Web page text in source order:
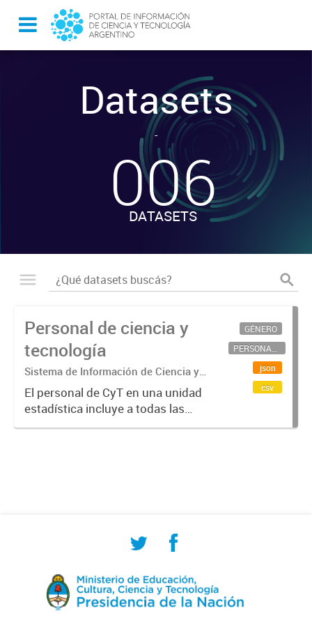
Datasets
-
006
DATASETS
Personal de ciencia y
tecnología
Sistema de Información de Ciencia y
Tecnología Argentino (SICYTAR)
El personal de CyT en una unidad
estadística incluye a todas las
personas involucradas
GÉNERO
PERSONAL CIENTÍFICO-TECNOLÓGICO
json
csv